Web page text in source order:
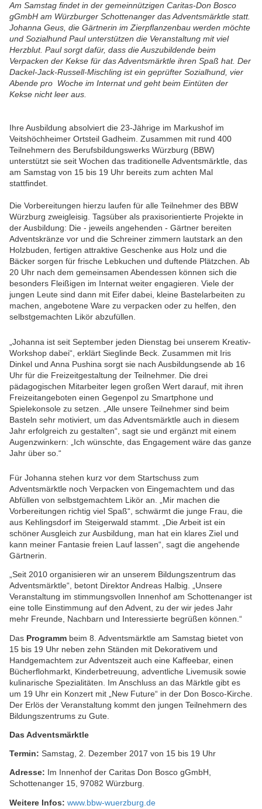
Am Samstag findet in der gemeinnützigen Caritas-Don Bosco
gGmbH am Würzburger Schottenanger das Adventsmärktle statt.
Johanna Geus, die Gärtnerin im Zierpflanzenbau werden möchte
und Sozialhund Paul unterstützen die Veranstaltung mit viel
Herzblut. Paul sorgt dafür, dass die Auszubildende beim
Verpacken der Kekse für das Adventsmärktle ihren Spaß hat. Der
Dackel-Jack-Russell-Mischling ist ein geprüfter Sozialhund, vier
Abende pro Woche im Internat und geht beim Eintüten der
Kekse nicht leer aus.
Ihre Ausbildung absolviert die 23-Jährige im Markushof im
Veitshöchheimer Ortsteil Gadheim. Zusammen mit rund 400
Teilnehmern des Berufsbildungswerks Würzburg (BBW)
unterstützt sie seit Wochen das traditionelle Adventsmärktle, das
am Samstag von 15 bis 19 Uhr bereits zum achten Mal
stattfindet.
Die Vorbereitungen hierzu laufen für alle Teilnehmer des BBW
Würzburg zweigleisig. Tagsüber als praxisorientierte Projekte in
der Ausbildung: Die - jeweils angehenden - Gärtner bereiten
Adventskränze vor und die Schreiner zimmern lautstark an den
Holzbuden, fertigen attraktive Geschenke aus Holz und die
Bäcker sorgen für frische Lebkuchen und duftende Plätzchen. Ab
20 Uhr nach dem gemeinsamen Abendessen können sich die
besonders Fleißigen im Internat weiter engagieren. Viele der
jungen Leute sind dann mit Eifer dabei, kleine Bastelarbeiten zu
machen, angebotene Ware zu verpacken oder zu helfen, den
selbstgemachten Likör abzufüllen.
„Johanna ist seit September jeden Dienstag bei unserem Kreativ-
Workshop dabei“, erklärt Sieglinde Beck. Zusammen mit Iris
Dinkel und Anna Pushina sorgt sie nach Ausbildungsende ab 16
Uhr für die Freizeitgestaltung der Teilnehmer. Die drei
pädagogischen Mitarbeiter legen großen Wert darauf, mit ihren
Freizeitangeboten einen Gegenpol zu Smartphone und
Spielekonsole zu setzen. „Alle unsere Teilnehmer sind beim
Basteln sehr motiviert, um das Adventsmärktle auch in diesem
Jahr erfolgreich zu gestalten“, sagt sie und ergänzt mit einem
Augenzwinkern: „Ich wünschte, das Engagement wäre das ganze
Jahr über so.“
Für Johanna stehen kurz vor dem Startschuss zum
Adventsmärktle noch Verpacken von Eingemachtem und das
Abfüllen von selbstgemachtem Likör an. „Mir machen die
Vorbereitungen richtig viel Spaß“, schwärmt die junge Frau, die
aus Kehlingsdorf im Steigerwald stammt. „Die Arbeit ist ein
schöner Ausgleich zur Ausbildung, man hat ein klares Ziel und
kann meiner Fantasie freien Lauf lassen“, sagt die angehende
Gärtnerin.
„Seit 2010 organisieren wir an unserem Bildungszentrum das
Adventsmärktle“, betont Direktor Andreas Halbig. „Unsere
Veranstaltung im stimmungsvollen Innenhof am Schottenanger ist
eine tolle Einstimmung auf den Advent, zu der wir jedes Jahr
mehr Freunde, Nachbarn und Interessierte begrüßen können.“
Das Programm beim 8. Adventsmärktle am Samstag bietet von
15 bis 19 Uhr neben zehn Ständen mit Dekorativem und
Handgemachtem zur Adventszeit auch eine Kaffeebar, einen
Bücherflohmarkt, Kinderbetreuung, adventliche Livemusik sowie
kulinarische Spezialitäten. Im Anschluss an das Märktle gibt es
um 19 Uhr ein Konzert mit „New Future“ in der Don Bosco-Kirche.
Der Erlös der Veranstaltung kommt den jungen Teilnehmern des
Bildungszentrums zu Gute.
Das Adventsmärktle
Termin: Samstag, 2. Dezember 2017 von 15 bis 19 Uhr
Adresse: Im Innenhof der Caritas Don Bosco gGmbH,
Schottenanger 15, 97082 Würzburg.
Weitere Infos: www.bbw-wuerzburg.de